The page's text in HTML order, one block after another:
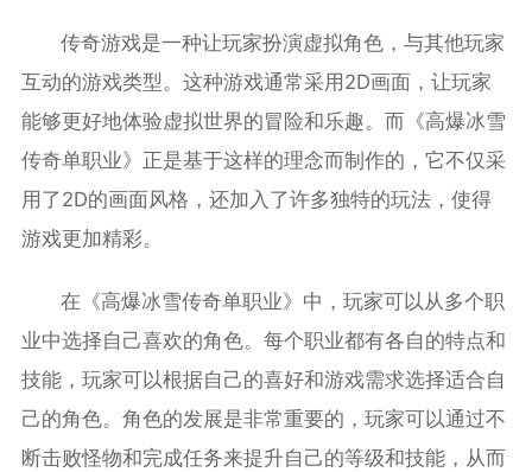
传奇游戏是一种让玩家扮演虚拟角色，与其他玩家
互动的游戏类型。这种游戏通常采用2D画面，让玩家
能够更好地体验虚拟世界的冒险和乐趣。而《高爆冰雪
传奇单职业》正是基于这样的理念而制作的，它不仅采
用了2D的画面风格，还加入了许多独特的玩法，使得
游戏更加精彩。
在《高爆冰雪传奇单职业》中，玩家可以从多个职
业中选择自己喜欢的角色。每个职业都有各自的特点和
技能，玩家可以根据自己的喜好和游戏需求选择适合自
己的角色。角色的发展是非常重要的，玩家可以通过不
断击败怪物和完成任务来提升自己的等级和技能，从而